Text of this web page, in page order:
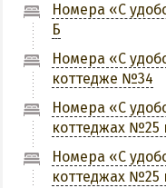
ОТЕЛИ И БАЗЫ
Ясная поляна
Набережное
Борисовский спуск
ПРИМОРСКИЙ ПОСАД
Номера «С
Б
Номера «С
коттедже №34
Номера «С
коттеджах
Номера «С
коттеджах